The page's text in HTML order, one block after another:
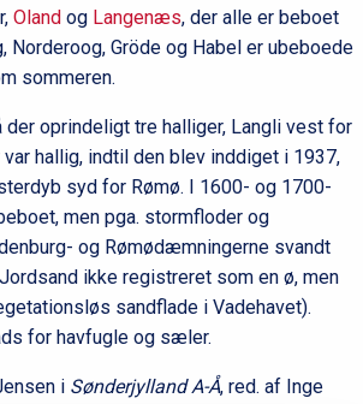
Olandog Langenæs, der alle er beboet
Norderoog, Gröde og Habel er ubeboede
sommeren.
oprindeligt tre halliger, Langli vest for
var hallig, indtil den blev inddiget i 1937,
syd for Rømø. I 1600- og 1700-
men pga. stormfloder og
og Rømødæmningerne svandt
ikke registreret som en ø, men
sandflade i Vadehavet).
for havfugle og sæler.
i Sønderjylland A-Å, red. af Inge